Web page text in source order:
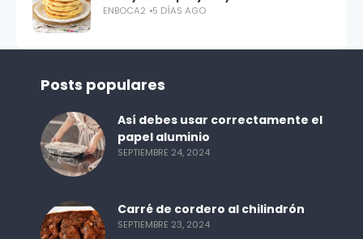
ENBOCA2 5 DÍAS AGO
Posts populares
Así debes usar correctamente el
papel aluminio
SEPTIEMBRE 24, 2024
Carré de cordero al chilindrón
SEPTIEMBRE 23, 2024